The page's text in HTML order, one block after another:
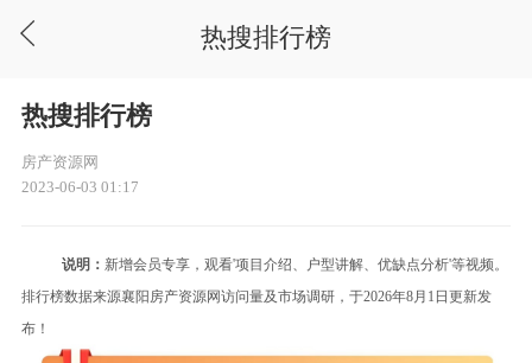
热搜排行榜
热搜排行榜
房产资源网
2023-06-03 01:17
说明： 新增会员专享，观看'项目介绍、户型讲解、优缺点分析'等视频。
排行榜数据来源襄阳房产资源网访问量及市场调研，于2026年8月1日更新发
布！